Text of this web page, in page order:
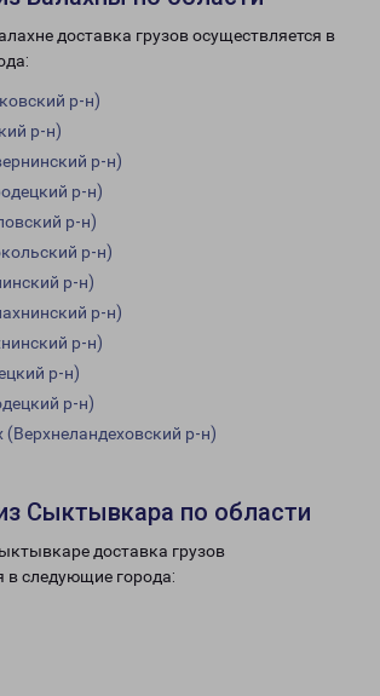
доставка грузов осуществляется в
р-н)
р-н)
р-н)
р-н)
р-н)
р-н)
р-н)
р-н)
р-н)
р-н)
р-н)
(Верхнеландеховский р-н)
Сыктывкара по области
доставка грузов
в следующие города: